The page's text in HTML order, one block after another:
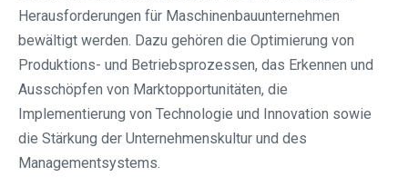
Herausforderungen für Maschinenbauunternehmen
bewältigt werden. Dazu gehören die Optimierung von
Produktions- und Betriebsprozessen, das Erkennen und
Ausschöpfen von Marktopportunitäten, die
Implementierung von Technologie und Innovation sowie
die Stärkung der Unternehmenskultur und des
Managementsystems.